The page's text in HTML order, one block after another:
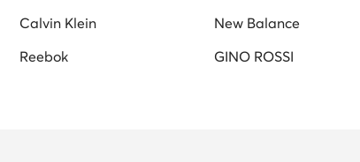
Calvin Klein New Balance
Reebok GINO ROSSI